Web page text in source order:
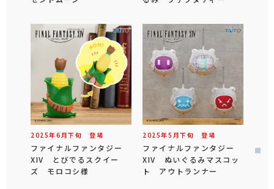
2025年6 月下旬 登場
ファイナルファンタジー
XIV とびでるスクイー
ズ モロコシ様
2025年5 月下旬 登場
ファイナルファンタジー
XIV ぬいぐるみマスコッ
ト アウトランナー